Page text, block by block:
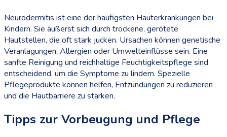
Neurodermitis ist eine der häufigsten Hauterkrankungen bei
Kindern. Sie äußerst sich durch trockene, gerötete
Hautstellen, die oft stark jucken. Ursachen können genetische
Veranlagungen, Allergien oder Umwelteinflüsse sein. Eine
sanfte Reinigung und reichhaltige Feuchtigkeitspflege sind
entscheidend, um die Symptome zu lindern. Spezielle
Pflegeprodukte können helfen, Entzündungen zu reduzieren
und die Hautbarriere zu stärken.
Tipps zur Vorbeugung und Pflege